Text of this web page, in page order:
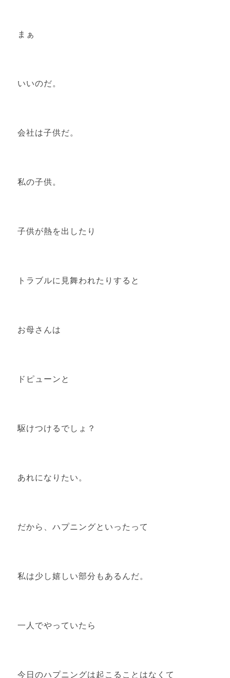
まぁ
いいのだ。
会社は子供だ。
私の子供。
子供が熱を出したり
トラブルに見舞われたりすると
お母さんは
ドピューンと
駆けつけるでしょ？
あれになりたい。
だから、ハプニングといったって
私は少し嬉しい部分もあるんだ。
一人でやっていたら
今日のハプニングは起こることはなくて